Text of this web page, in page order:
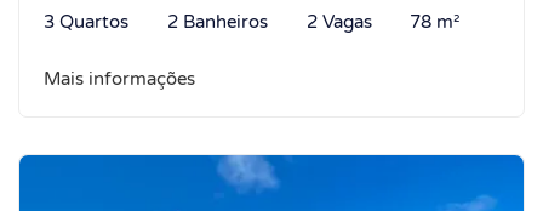
3 Quartos 2 Banheiros 2 Vagas 78 m²
Mais informações